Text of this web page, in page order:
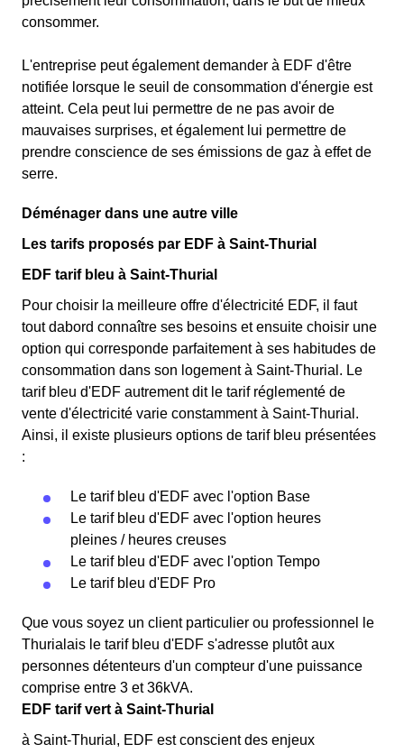
consommer.
L'entreprise peut également demander à EDF d'être
notifiée lorsque le seuil de consommation d'énergie est
atteint. Cela peut lui permettre de ne pas avoir de
mauvaises surprises, et également lui permettre de
prendre conscience de ses émissions de gaz à effet de
serre.
Déménager dans une autre ville
Les tarifs proposés par EDF à Saint-Thurial
EDF tarif bleu à Saint-Thurial
Pour choisir la meilleure offre d'électricité EDF, il faut
tout dabord connaître ses besoins et ensuite choisir une
option qui corresponde parfaitement à ses habitudes de
consommation dans son logement à Saint-Thurial. Le
tarif bleu d'EDF autrement dit le tarif réglementé de
vente d'électricité varie constamment à Saint-Thurial.
Ainsi, il existe plusieurs options de tarif bleu présentées
:
Le tarif bleu d'EDF avec l'option Base
Le tarif bleu d'EDF avec l'option heures
pleines / heures creuses
Le tarif bleu d'EDF avec l'option Tempo
Le tarif bleu d'EDF Pro
Que vous soyez un client particulier ou professionnel le
Thurialais le tarif bleu d'EDF s'adresse plutôt aux
personnes détenteurs d'un compteur d'une puissance
comprise entre 3 et 36kVA.
EDF tarif vert à Saint-Thurial
à Saint-Thurial, EDF est conscient des enjeux